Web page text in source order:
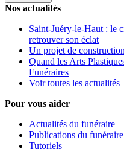
Nos actualités
Saint-Juéry-le-Haut : le
retrouver son éclat
Un projet de
Quand les Arts
Funéraires
Voir toutes les actualités
Pour vous aider
Actualités du funéraire
Publications du funéraire
Tutoriels